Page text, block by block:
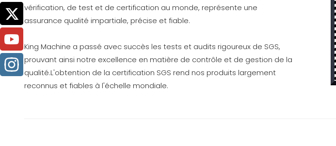
vérification, de test et de certification au monde, représente une
assurance qualité impartiale, précise et fiable.
King Machine a passé avec succès les tests et audits rigoureux de SGS,
prouvant ainsi notre excellence en matière de contrôle et de gestion de la
qualité.L'obtention de la certification SGS rend nos produits largement
reconnus et fiables à l'échelle mondiale.